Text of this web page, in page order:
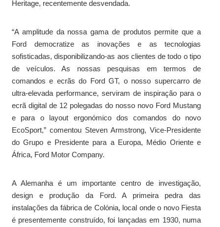
Heritage, recentemente desvendada.
“A amplitude da nossa gama de produtos permite que a
Ford democratize as inovações e as tecnologias
sofisticadas, disponibilizando-as aos clientes de todo o tipo
de veículos. As nossas pesquisas em termos de
comandos e ecrãs do Ford GT, o nosso supercarro de
ultra-elevada performance, serviram de inspiração para o
ecrã digital de 12 polegadas do nosso novo Ford Mustang
e para o layout ergonómico dos comandos do novo
EcoSport,” comentou Steven Armstrong, Vice-Presidente
do Grupo e Presidente para a Europa, Médio Oriente e
África, Ford Motor Company.
A Alemanha é um importante centro de investigação,
design e produção da Ford. A primeira pedra das
instalações da fábrica de Colónia, local onde o novo Fiesta
é presentemente construído, foi lançadas em 1930, numa